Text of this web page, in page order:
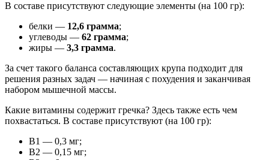
В составе присутствуют следующие элементы (на 100 гр):
белки — 12,6 грамма;
углеводы — 62 грамма;
жиры — 3,3 грамма.
За счет такого баланса составляющих крупа подходит для
решения разных задач — начиная с похудения и заканчивая
набором мышечной массы.
Какие витамины содержит гречка? Здесь также есть чем
похвастаться. В составе присутствуют (на 100 гр):
В1 — 0,3 мг;
В2 — 0,15 мг;